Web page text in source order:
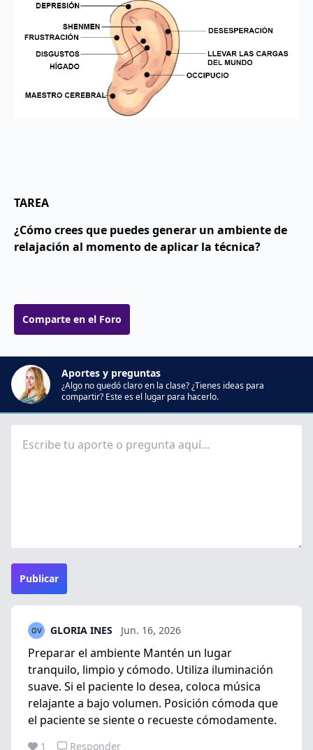
TAREA
¿Cómo crees que puedes generar un ambiente de
relajación al momento de aplicar la técnica?
Comparte en el Foro
Aportes y preguntas
¿Algo no quedó claro en la clase? ¿Tienes ideas para
compartir? Este es el lugar para hacerlo.
Publicar
GLORIA INES Jun. 16, 2026
Preparar el ambiente Mantén un lugar
tranquilo, limpio y cómodo. Utiliza iluminación
suave. Si el paciente lo desea, coloca música
relajante a bajo volumen. Posición cómoda que
el paciente se siente o recueste cómodamente.
1 Responder